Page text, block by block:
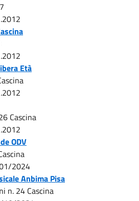
Età
Cascina
ODV
2024
Anbima Pisa
n. 24 Cascina